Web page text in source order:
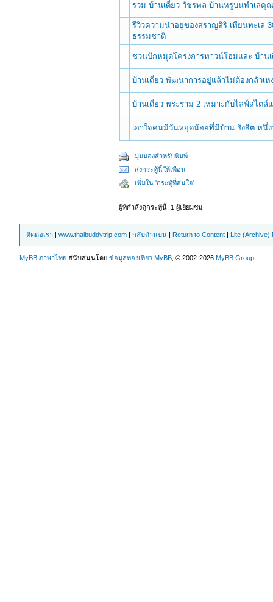
รวม บ้านเดี่ยว วัชรพล บ้านหรูบนทำเลคุ
รีวิวความน่าอยู่ของสราญสิริ เทียนทะเล
ธรรมชาติ
ชวนปักหมุดโครงการทาวน์โฮมและ บ้าน
บ้านเดี่ยว พัฒนาการอยู่แล้วไม่ต้องกลัวเ
บ้านเดี่ยว พระราม 2 เหมาะกับไลฟ์สไต
เอาใจคนมีวันหยุดน้อยที่มีบ้าน รังสิต หนึ่ง
มุมมองสำหรับพิมพ์
ส่งกระทู้นี้ให้เพื่อน
เพิ่มใน 'กระทู้ที่สนใจ'
ผู้ที่กำลังดูกระทู้นี้: 1 ผู้เยี่ยมชม
ติดต่อเรา |www.thaibuddytrip.com |กลับด้านบน | Return to Content | Lite (Archive)
MyBB ภาษาไทย สนับสนุนโดยข้อมูลท่องเที่ยว MyBB , © 2002-2026MyBB Group